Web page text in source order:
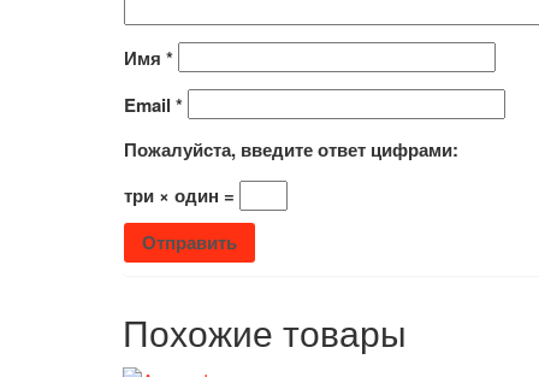
Имя *
Email *
Пожалуйста, введите ответ цифрами:
три × один =
Похожие товары